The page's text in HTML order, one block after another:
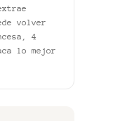
volver
4
lo mejor